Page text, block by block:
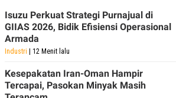
Isuzu Perkuat Strategi Purnajual di
GIIAS 2026, Bidik Efisiensi Operasional
Armada
Industri | 12 Menit lalu
Kesepakatan Iran-Oman Hampir
Tercapai, Pasokan Minyak Masih